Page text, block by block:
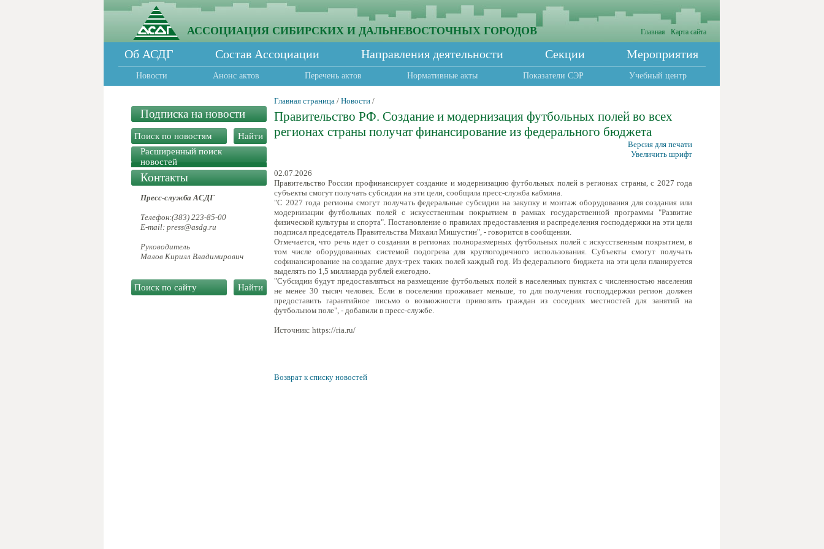
АССОЦИАЦИЯ СИБИРСКИХ И ДАЛЬНЕВОСТОЧНЫХ ГОРОДОВ Главная Карта сайта
Об АСДГ Состав Ассоциации Направления деятельности Секции Мероприятия
Новости Анонс актов Перечень актов Нормативные акты Показатели СЭР Учебный центр
Подписка на новости
Расширенный поиск
новостей
Контакты
Пресс-служба АСДГ
Телефон:(383) 223-85-00
E-mail: press@asdg.ru
Руководитель
Малов Кирилл Владимирович
Главная страница / Новости /
Правительство РФ. Создание и модернизация футбольных полей во всех
регионах страны получат финансирование из федерального бюджета
Версия для печати
Увеличить шрифт
02.07.2026
Правительство России профинансирует создание и модернизацию футбольных полей в регионах страны, с 2027 года
субъекты смогут получать субсидии на эти цели, сообщила пресс-служба кабмина.
"С 2027 года регионы смогут получать федеральные субсидии на закупку и монтаж оборудования для создания или
модернизации футбольных полей с искусственным покрытием в рамках государственной программы "Развитие
физической культуры и спорта". Постановление о правилах предоставления и распределения господдержки на эти цели
подписал председатель Правительства Михаил Мишустин", - говорится в сообщении.
Отмечается, что речь идет о создании в регионах полноразмерных футбольных полей с искусственным покрытием, в
том числе оборудованных системой подогрева для круглогодичного использования. Субъекты смогут получать
софинансирование на создание двух-трех таких полей каждый год. Из федерального бюджета на эти цели планируется
выделять по 1,5 миллиарда рублей ежегодно.
"Субсидии будут предоставляться на размещение футбольных полей в населенных пунктах с численностью населения
не менее 30 тысяч человек. Если в поселении проживает меньше, то для получения господдержки регион должен
предоставить гарантийное письмо о возможности привозить граждан из соседних местностей для занятий на
футбольном поле", - добавили в пресс-службе.
Источник: https://ria.ru/
Возврат к списку новостей